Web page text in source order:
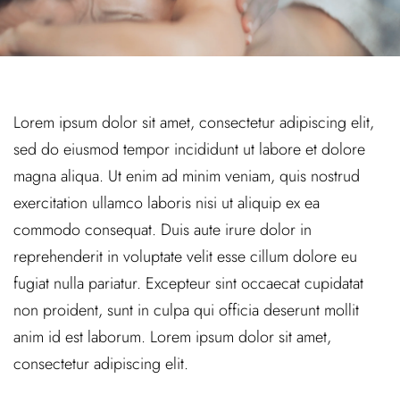
Lorem ipsum dolor sit amet, consectetur adipiscing elit,
sed do eiusmod tempor incididunt ut labore et dolore
magna aliqua. Ut enim ad minim veniam, quis nostrud
exercitation ullamco laboris nisi ut aliquip ex ea
commodo consequat. Duis aute irure dolor in
reprehenderit in voluptate velit esse cillum dolore eu
fugiat nulla pariatur. Excepteur sint occaecat cupidatat
non proident, sunt in culpa qui officia deserunt mollit
anim id est laborum. Lorem ipsum dolor sit amet,
consectetur adipiscing elit.